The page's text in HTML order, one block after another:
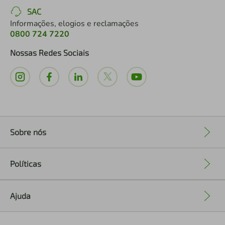
SAC
Informações, elogios e reclamações
0800 724 7220
Nossas Redes Sociais
Sobre nós
Políticas
Ajuda